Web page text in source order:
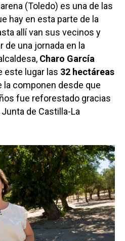
(Toledo) es una de las
hay en esta parte de la
allí van sus vecinos y
una jornada en la
Charo García
este lugar las 32 hectáreas
la componen desde que
fue reforestado gracias
de Castilla-La